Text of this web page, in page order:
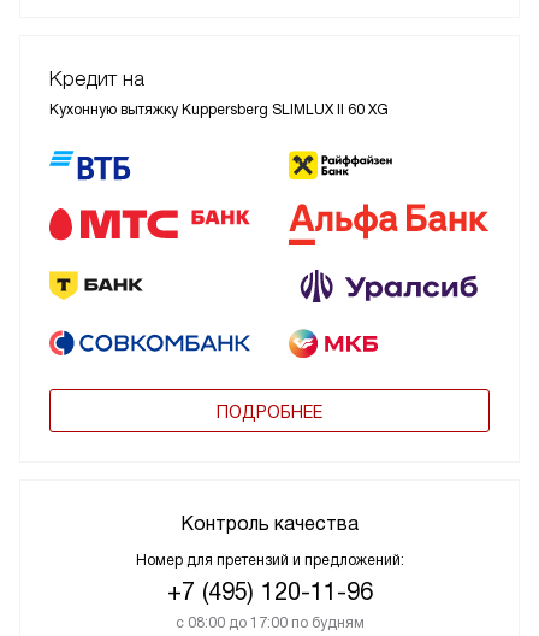
Кредит на
Кухонную вытяжку Kuppersberg SLIMLUX II 60 XG
ПОДРОБНЕЕ
Контроль качества
Номер для претензий и предложений:
+7 (495) 120-11-96
с 08:00 до 17:00 по будням